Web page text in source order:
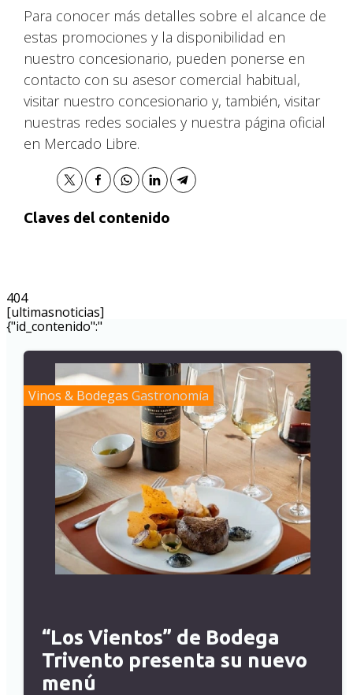
404
[ultimasnoticias]
Para conocer más detalles sobre el alcance de
estas promociones y la disponibilidad en
nuestro concesionario, pueden ponerse en
contacto con su asesor comercial habitual,
visitar nuestro concesionario y, también, visitar
nuestras redes sociales y nuestra página oficial
en Mercado Libre.
Claves del contenido
{"id_contenido":"
Vinos & Bodegas Gastronomía
“Los Vientos” de Bodega
Trivento presenta su nuevo
menú